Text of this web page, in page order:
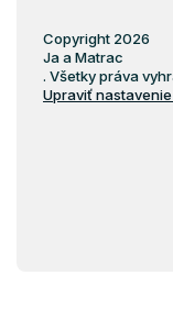
Copyright 2026
Ja a Matrac
. Všetky práva
Upraviť